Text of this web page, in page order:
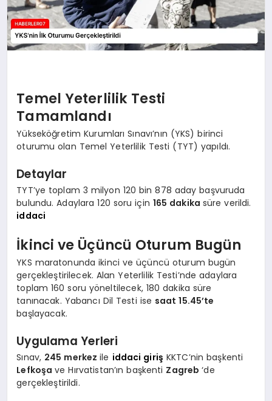
Temel Yeterlilik Testi
Tamamlandı
Yükseköğretim Kurumları Sınavı’nın (YKS) birinci
oturumu olan Temel Yeterlilik Testi (TYT) yapıldı.
Detaylar
TYT’ye toplam 3 milyon 120 bin 878 aday başvuruda
bulundu. Adaylara 120 soru için 165 dakika süre verildi.
iddaci
İkinci ve Üçüncü Oturum Bugün
YKS maratonunda ikinci ve üçüncü oturum bugün
gerçekleştirilecek. Alan Yeterlilik Testi’nde adaylara
toplam 160 soru yöneltilecek, 180 dakika süre
tanınacak. Yabancı Dil Testi ise saat 15.45’te
başlayacak.
Uygulama Yerleri
Sınav, 245 merkezile iddaci giriş KKTC’nin başkenti
Lefkoşave Hırvatistan’ın başkenti Zagreb‘de
gerçekleştirildi.